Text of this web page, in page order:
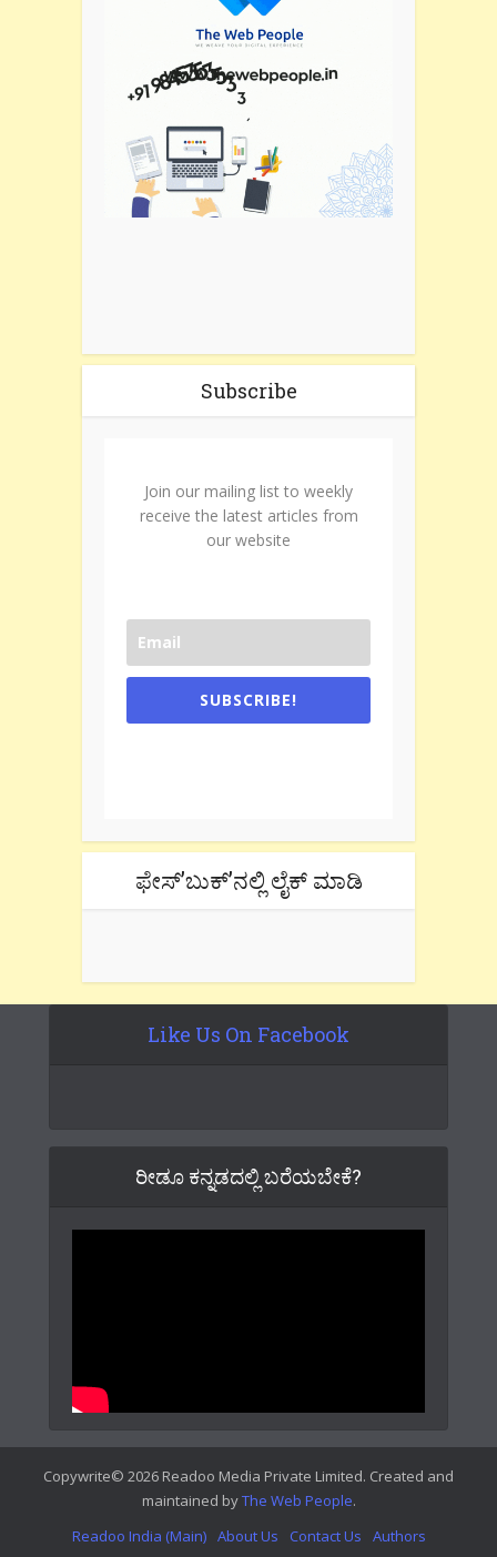
Subscribe
Join our mailing list to weekly
receive the latest articles from
our website
SUBSCRIBE!
ಫೇಸ್’ಬುಕ್’ನಲ್ಲಿ ಲೈಕ್ ಮಾಡಿ
Like Us On Facebook
ರೀಡೂ ಕನ್ನಡದಲ್ಲಿ ಬರೆಯಬೇಕೆ?
Copywrite© 2026 Readoo Media Private Limited. Created and
maintained byThe Web People.
Readoo India (Main) About Us Contact Us Authors